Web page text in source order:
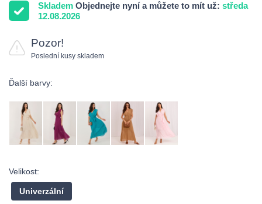
Skladem Objednejte nyní a můžete to mít už: středa
12.08.2026
Pozor!
Poslední kusy skladem
Ďalší barvy:
Velikost:
Univerzální